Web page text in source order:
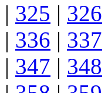
| 325 | 326
| 336 | 337
| 347 | 348